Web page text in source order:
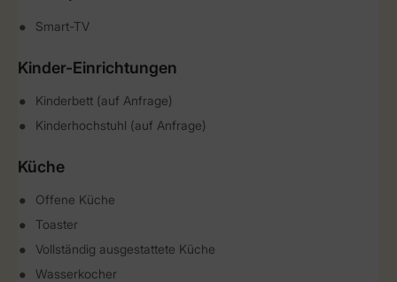
Smart-TV
Kinder-Einrichtungen
Kinderbett (auf Anfrage)
Kinderhochstuhl (auf Anfrage)
Küche
Offene Küche
Toaster
Vollständig ausgestattete Küche
Wasserkocher